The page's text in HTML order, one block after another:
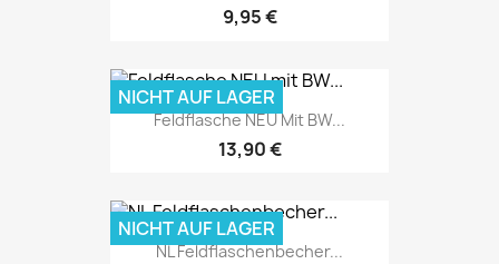
9,95 €
Feldflasche NEU Mit BW...
13,90 €
NICHT AUF LAGER
NL Feldflaschenbecher...
NICHT AUF LAGER